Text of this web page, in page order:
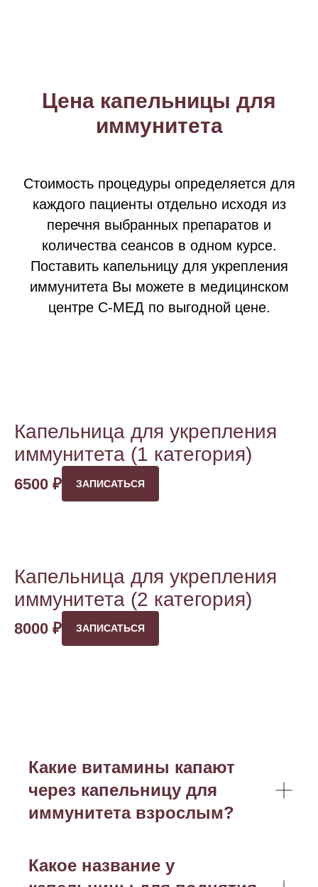
Цена капельницы для
иммунитета
Стоимость процедуры определяется для
каждого пациенты отдельно исходя из
перечня выбранных препаратов и
количества сеансов в одном курсе.
Поставить капельницу для укрепления
иммунитета Вы можете в медицинском
центре С-МЕД по выгодной цене.
Капельница для укрепления
иммунитета (1 категория)
6500 ₽ ЗАПИСАТЬСЯ
Капельница для укрепления
иммунитета (2 категория)
8000 ₽ ЗАПИСАТЬСЯ
Какие витамины капают
через капельницу для
иммунитета взрослым?
Какое название у